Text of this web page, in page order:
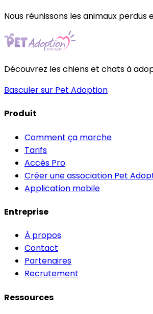
Nous réunissons les animaux
Découvrez les chiens et chats à
Basculer sur Pet Adoption
Produit
Comment ça marche
Tarifs
Accès Pro
Créer une association Pet
Application mobile
Entreprise
À propos
Contact
Partenaires
Recrutement
Ressources